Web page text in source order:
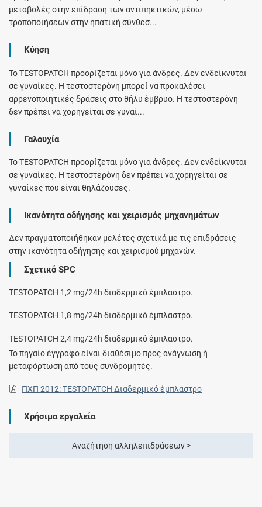
μεταβολές στην επίδραση των αντιπηκτικών, μέσω
τροποποιήσεων στην ηπατική σύνθεσ...
Κύηση
Το TESTOPATCH προορίζεται μόνο για άνδρες. Δεν ενδείκνυται
σε γυναίκες. Η τεστοστερόνη μπορεί να προκαλέσει
αρρενοποιητικές δράσεις στο θήλυ έμβρυο. Η τεστοστερόνη
δεν πρέπει να χορηγείται σε γυναί...
Γαλουχία
Το TESTOPATCH προορίζεται μόνο για άνδρες. Δεν ενδείκνυται
σε γυναίκες. Η τεστοστερόνη δεν πρέπει να χορηγείται σε
γυναίκες που είναι θηλάζουσες.
Ικανότητα οδήγησης και χειρισμός μηχανημάτων
Δεν πραγματοποιήθηκαν μελέτες σχετικά με τις επιδράσεις
στην ικανότητα οδήγησης και χειρισμού μηχανών.
Σχετικό SPC
TESTOPATCH 1,2 mg/24h διαδερμικό έμπλαστρο.
TESTOPATCH 1,8 mg/24h διαδερμικό έμπλαστρο.
TESTOPATCH 2,4 mg/24h διαδερμικό έμπλαστρο.
Το πηγαίο έγγραφο είναι διαθέσιμο προς ανάγνωση ή
μεταφόρτωση από τους συνδρομητές.
ΠΧΠ 2012: TESTOPATCH Διαδερμικό έμπλαστρο
Χρήσιμα εργαλεία
Αναζήτηση αλληλεπιδράσεων >